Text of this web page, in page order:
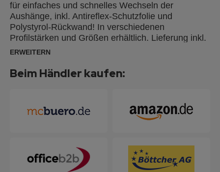
für einfaches und schnelles Wechseln der
Aushänge, inkl. Antireflex-Schutzfolie und
Polystyrol-Rückwand! In verschiedenen
Profilstärken und Größen erhältlich. Lieferung inkl.
Schrauben und Dübel für die Wandmontage im
ERWEITERN
Beim Händler kaufen: